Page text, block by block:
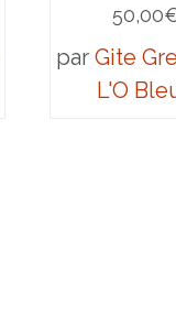
50,00
par Gite
L'O